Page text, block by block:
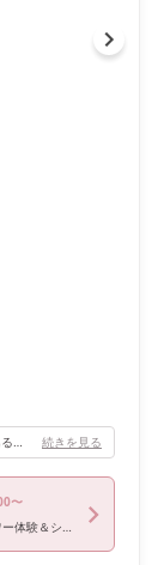
アヴァンセリアンの会場は、高砂の位置が窓と反対側にあるので写真を撮る際に逆光にならなかったです。 他の式場では窓際に高砂のあるところも多いので、そこも式場選びのポイントの１つでした。 もちろんプロのカメラマンさんも、友人に撮ってもらった写真もすごく綺麗に写っていました！ またシャンドゥフルールの会場は、元々天井にお花の装飾がある会場ですので装花を派手にしなくてもある程度華やかになると思います。 続きを見る
〜
【最大ギフト6万円分】憧れのフェザーシャワー体験＆シェフ特選試食×150万円優待